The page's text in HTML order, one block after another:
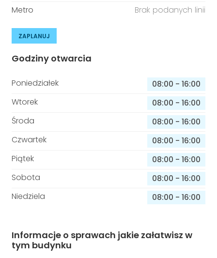
Metro
Brak podanych linii
ZAPLANUJ
Godziny otwarcia
Poniedziałek 08:00 - 16:00
Wtorek
08:00 - 16:00
Środa
08:00 - 16:00
Czwartek
08:00 - 16:00
Piątek
08:00 - 16:00
Sobota
08:00 - 16:00
Niedziela
08:00 - 16:00
Informacje o sprawach jakie załatwisz w
tym budynku